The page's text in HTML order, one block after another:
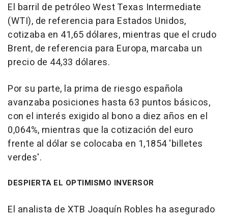
El barril de petróleo West Texas Intermediate
(WTI), de referencia para Estados Unidos,
cotizaba en 41,65 dólares, mientras que el crudo
Brent, de referencia para Europa, marcaba un
precio de 44,33 dólares.
Por su parte, la prima de riesgo española
avanzaba posiciones hasta 63 puntos básicos,
con el interés exigido al bono a diez años en el
0,064%, mientras que la cotización del euro
frente al dólar se colocaba en 1,1854 'billetes
verdes'.
DESPIERTA EL OPTIMISMO INVERSOR
El analista de XTB Joaquín Robles ha asegurado